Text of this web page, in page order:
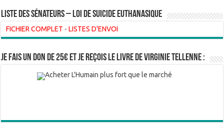
liste des sénateurs – loi de suicide euthanasique
FICHIER COMPLET -LISTES D'ENVOI
Je fais un don de 25€ et je reçois le livre de Virginie Tellenne :